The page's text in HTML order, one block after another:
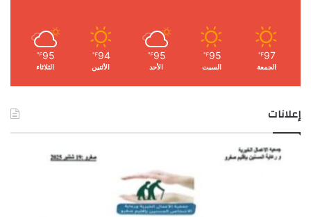
97
℉
الجمعة
95
℉
السبت
95
℉
الأحد
94
℉
الأثنين
95
℉
الثلاثاء
إعلانات